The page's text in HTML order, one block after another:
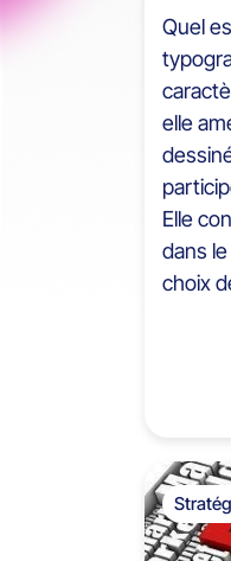
Quel
elle
Elle
dans
choix